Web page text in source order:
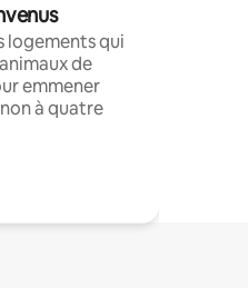
logements qui
de
emmener
à quatre